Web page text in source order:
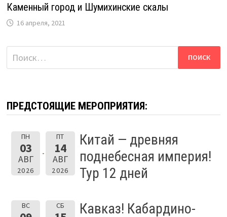
Каменный город и Шумихинские скалы
16 апреля, 2021
Найти:
ПРЕДСТОЯЩИЕ МЕРОПРИЯТИЯ:
ПН
03
АВГ
2026
ПТ
14
АВГ
2026
Китай — древняя
поднебесная империя!
Тур 12 дней
ВС СБ
Кавказ! Кабардино-